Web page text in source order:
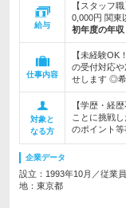
給与
【スタッフ
0,000円 関東
初年度の年収
仕事内容
【未経験OK
の受付対応
せします ◎
対象と
なる方
【学歴・経
ことに挑戦
のポイント
企業データ
設立：1993年10月／従業
地：東京都